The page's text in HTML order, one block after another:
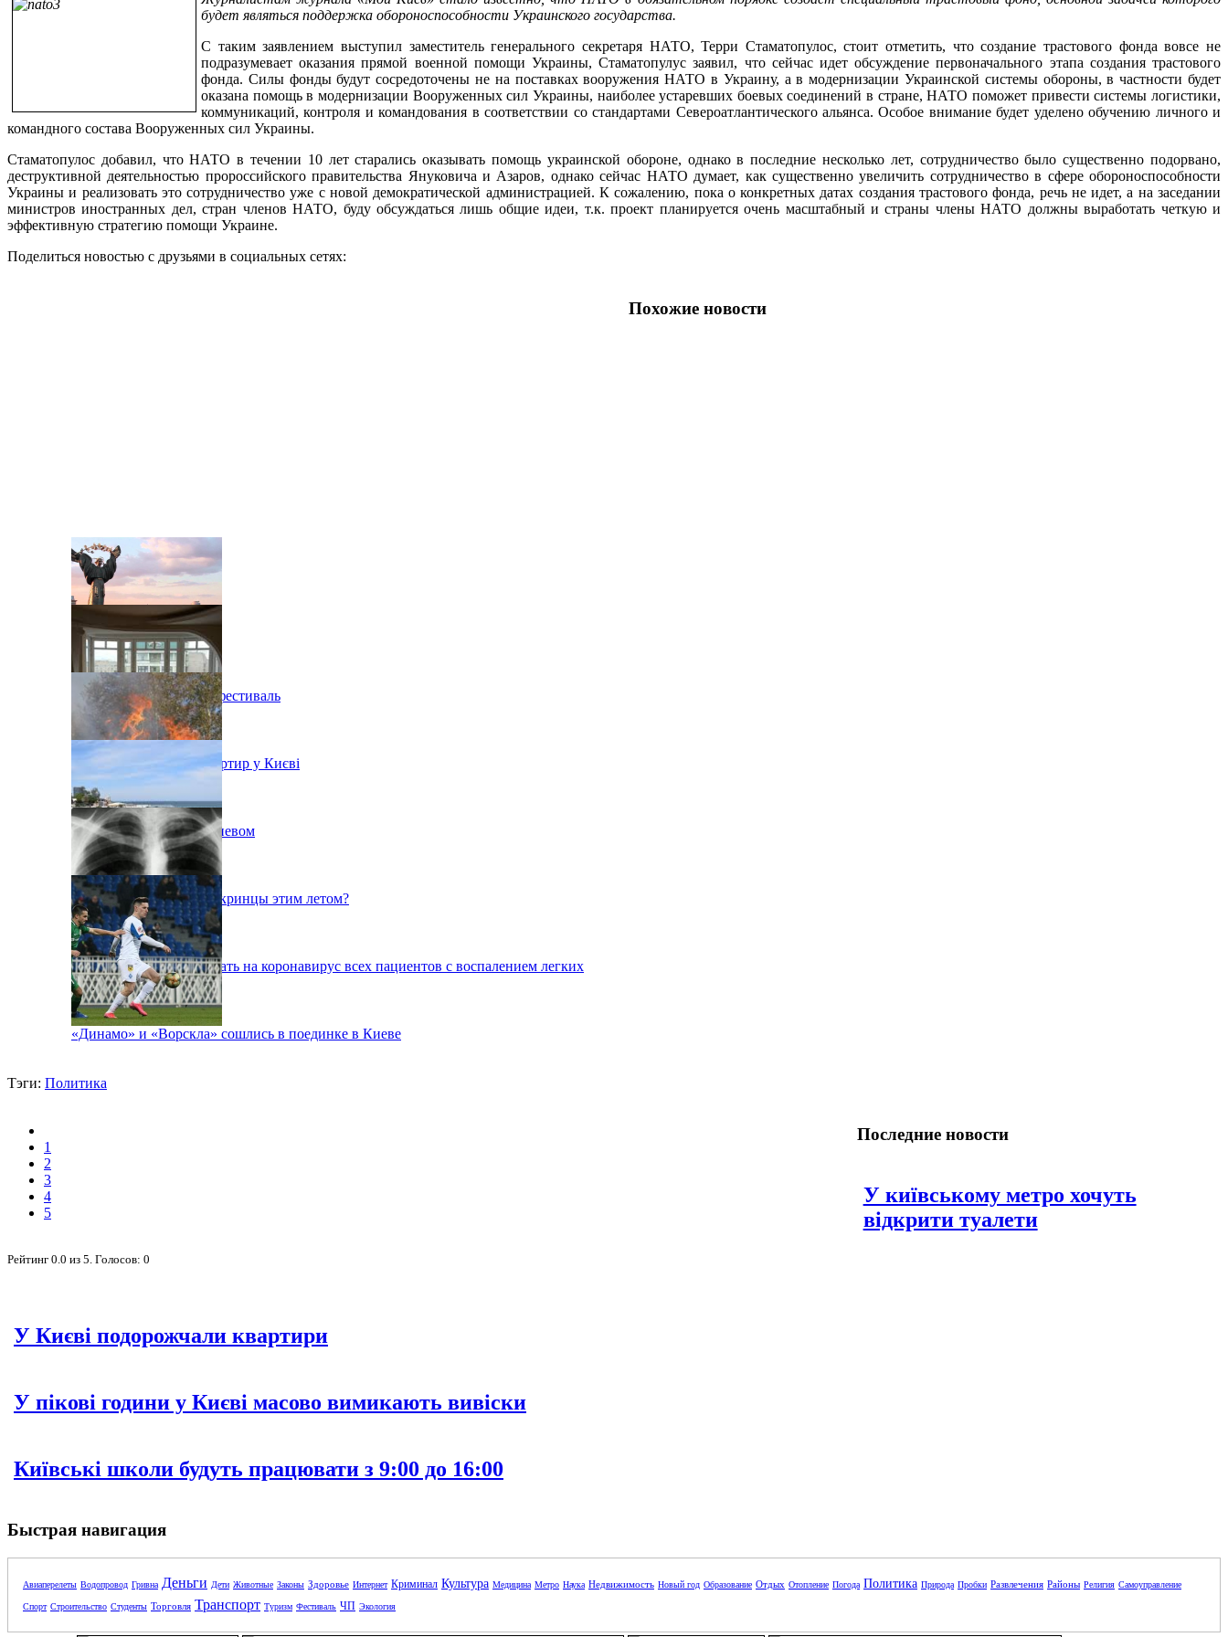
будет являться поддержка обороноспособности Украинского государства.
С таким заявлением выступил заместитель генерального секретаря НАТО, Терри Стаматопулос, стоит отметить, что создание трастового фонда вовсе не
подразумевает оказания прямой военной помощи Украины, Стаматопулус заявил, что сейчас идет обсуждение первоначального этапа создания трастового
фонда. Силы фонды будут сосредоточены не на поставках вооружения НАТО в Украину, а в модернизации Украинской системы обороны, в частности будет
оказана помощь в модернизации Вооруженных сил Украины, наиболее устаревших боевых соединений в стране, НАТО поможет привести системы логистики,
коммуникаций, контроля и командования в соответствии со стандартами Североатлантического альянса. Особое внимание будет уделено обучению личного и
командного состава Вооруженных сил Украины.
Стаматопулос добавил, что НАТО в течении 10 лет старались оказывать помощь украинской обороне, однако в последние несколько лет, сотрудничество было существенно подорвано,
деструктивной деятельностью пророссийского правительства Януковича и Азаров, однако сейчас НАТО думает, как существенно увеличить сотрудничество в сфере обороноспособности
Украины и реализовать это сотрудничество уже с новой демократической администрацией. К сожалению, пока о конкретных датах создания трастового фонда, речь не идет, а на заседании
министров иностранных дел, стран членов НАТО, буду обсуждаться лишь общие идеи, т.к. проект планируется очень масштабный и страны члены НАТО должны выработать четкую и
эффективную стратегию помощи Украине.
Поделиться новостью с друзьями в социальных сетях:
Похожие новости
В Киеве состоится эко-фестиваль
Ситуація з орендою квартир у Києві
Пожар на свалке под Киевом
Куда поедут отдыхать укринцы этим летом?
В Киеве будут тестировать на коронавирус всех пациентов с воспалением легких
«Динамо» и «Ворскла» сошлись в поединке в Киеве
Тэги: Политика
1
2
3
4
5
Рейтинг 0.0 из 5 . Голосов: 0
Последние новости
У київському метро хочуть
відкрити туалети
У Києві подорожчали квартири
У пікові години у Києві масово вимикають вивіски
Київські школи будуть працювати з 9:00 до 16:00
Быстрая навигация
Авиаперелеты Водопровод Гривна Деньги Дети Животные Законы Здоровье Интернет Криминал Культура Медицина Метро Наука Недвижимость Новый год Образование Отдых Отопление Погода Политика Природа Пробки Развлечения Районы Религия Самоуправление
Спорт Строительство Студенты Торговля Транспорт Туризм Фестиваль ЧП Экология